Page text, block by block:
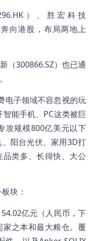
）、胜宏科技
向港股，布局两地上
（300866.SZ）也已通
电子领域不容忽视的玩
能手机、PC这类被巨
攻规模800亿美元以下
阳台光伏、家用3D打
类多、长得快、大公
块：
亿元（人民币，下
家之本和最大粮仓。覆